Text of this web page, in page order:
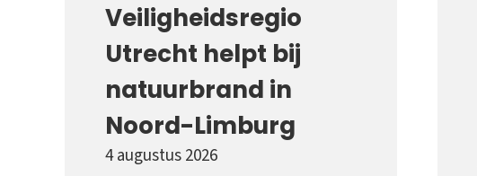
Veiligheidsregio
Utrecht helpt bij
natuurbrand in
Noord-Limburg
4 augustus 2026